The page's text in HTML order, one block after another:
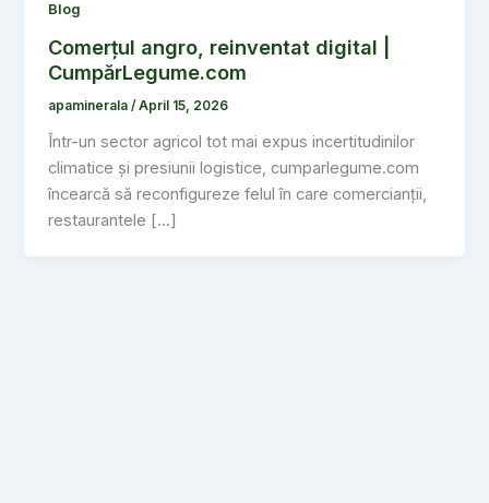
Blog
Comerțul angro, reinventat digital |
CumpărLegume.com
apaminerala/April 15, 2026
Într-un sector agricol tot mai expus incertitudinilor
climatice și presiunii logistice, cumparlegume.com
încearcă să reconfigureze felul în care comercianții,
restaurantele […]